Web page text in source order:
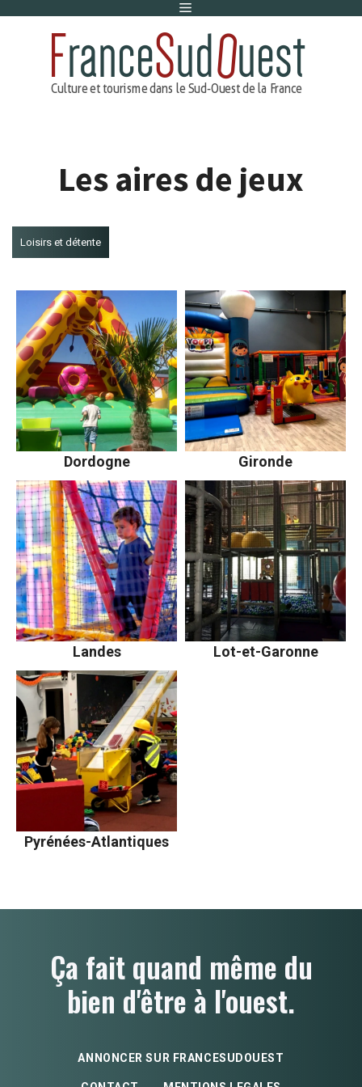
Menu
Les aires de jeux
Loisirs et détente
Dordogne Gironde
Landes Lot-et-Garonne
Pyrénées-Atlantiques
Ça fait quand même du
bien d'être à l'ouest.
ANNONCER SUR FRANCESUDOUEST